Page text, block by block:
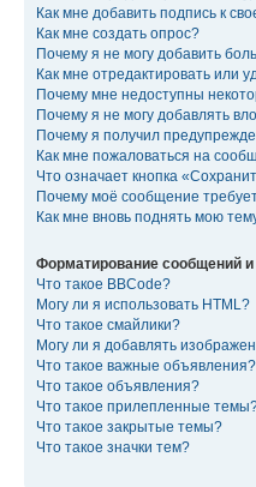
Как мне добавить подпись к
Как мне создать опрос?
Почему я не могу добавить
Как мне отредактировать или
Почему мне недоступны
Почему я не могу добавлять
Почему я получил
Как мне пожаловаться на
Что означает кнопка
Почему моё сообщение
Как мне вновь поднять мою
Форматирование сообщений
Что такое BBCode?
Могу ли я использовать HTML?
Что такое смайлики?
Могу ли я добавлять
Что такое важные объявления?
Что такое объявления?
Что такое прилепленные
Что такое закрытые темы?
Что такое значки тем?